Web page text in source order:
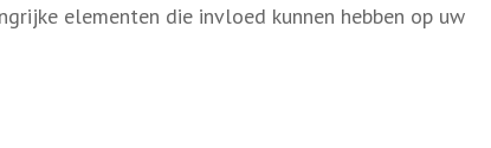
elementen die invloed kunnen hebben op uw